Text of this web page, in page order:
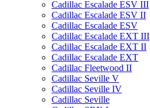
Cadillac Escalade ESV III
Cadillac Escalade ESV II
Cadillac Escalade ESV
Cadillac Escalade EXT III
Cadillac Escalade EXT II
Cadillac Escalade EXT
Cadillac Fleetwood II
Cadillac Seville V
Cadillac Seville IV
Cadillac Seville